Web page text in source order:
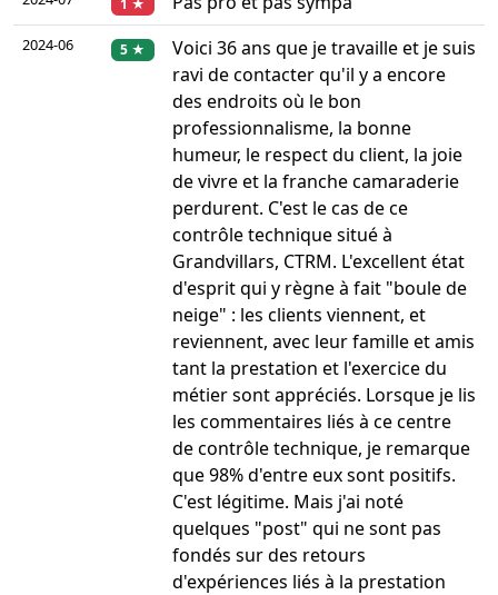
1 ★
2024-06 5 ★
Voici 36 ans que je travaille et je suis
ravi de contacter qu'il y a encore
des endroits où le bon
professionnalisme, la bonne
humeur, le respect du client, la joie
de vivre et la franche camaraderie
perdurent. C'est le cas de ce
contrôle technique situé à
Grandvillars, CTRM. L'excellent état
d'esprit qui y règne à fait "boule de
neige" : les clients viennent, et
reviennent, avec leur famille et amis
tant la prestation et l'exercice du
métier sont appréciés. Lorsque je lis
les commentaires liés à ce centre
de contrôle technique, je remarque
que 98% d'entre eux sont positifs.
C'est légitime. Mais j'ai noté
quelques "post" qui ne sont pas
fondés sur des retours
d'expériences liés à la prestation